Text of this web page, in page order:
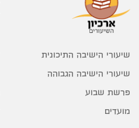
שיעורי הישיבה התיכונית
שיעורי הישיבה הגבוהה
פרשת שבוע
מועדים